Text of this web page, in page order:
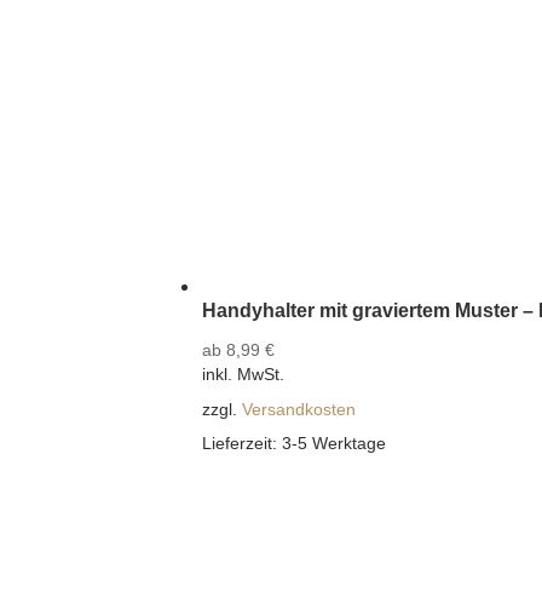
Handyhalter mit graviertem Muster –
ab8,99€
inkl. MwSt.
zzgl.Versandkosten
Lieferzeit:3-5 Werktage